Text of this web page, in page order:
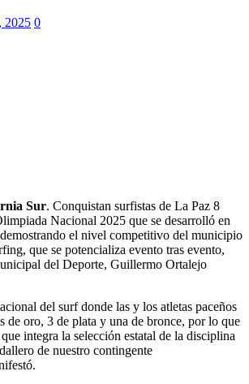
2025 0
Sur. Conquistan surfistas de La Paz 8
Nacional 2025 que se desarrolló en
el nivel competitivo del municipio
que se potencializa evento tras evento,
del Deporte, Guillermo Ortalejo
del surf donde las y los atletas paceños
de oro, 3 de plata y una de bronce, por lo que
integra la selección estatal de la disciplina
de nuestro contingente